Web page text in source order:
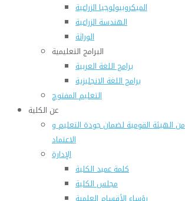
الميكروبيولوجيا الزراعية
الهندسة الزراعية
الوراثة
البرامج التعليمية
برامج اللغة العربية
برامج اللغة الانجليزية
التعليم المفتوح
عن الكلية
الهيئة القومية لضمان جودة التعليم و
الاعتماد
الإدارة
كلمة عميد الكلية
مجلس الكلية